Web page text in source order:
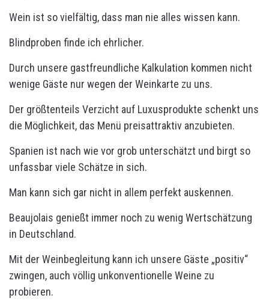
Wein ist so vielfältig, dass man nie alles wissen kann.
Blindproben finde ich ehrlicher.
Durch unsere gastfreundliche Kalkulation kommen nicht
wenige Gäste nur wegen der Weinkarte zu uns.
Der größtenteils Verzicht auf Luxusprodukte schenkt uns
die Möglichkeit, das Menü preisattraktiv anzubieten.
Spanien ist nach wie vor grob unterschätzt und birgt so
unfassbar viele Schätze in sich.
Man kann sich gar nicht in allem perfekt auskennen.
Beaujolais genießt immer noch zu wenig Wertschätzung
in Deutschland.
Mit der Weinbegleitung kann ich unsere Gäste „positiv“
zwingen, auch völlig unkonventionelle Weine zu
probieren.